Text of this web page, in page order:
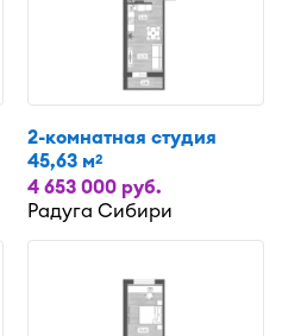
2-комнатная студия
45,63 м2
4 653 000 руб.
Радуга Сибири